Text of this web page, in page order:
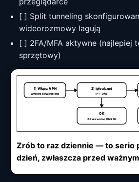
[ ] Split tunneling
wideorozmowy lagują
[ ] 2FA/MFA aktywne (najlepiej
sprzętowy)
1) Włącz VPN
wybierz serwer blisko
2) ipleak.net
IP + DNS
OK
ISP nie widać, DNS OK
Zrób to raz dziennie — to serio
dzień, zwłaszcza przed